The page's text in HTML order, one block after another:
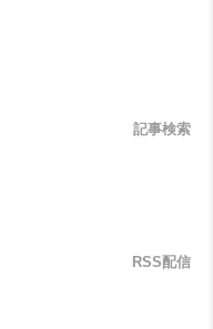
記事検索
RSS配信